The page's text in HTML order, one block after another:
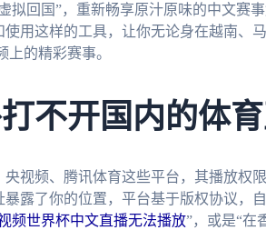
拟回国”，重新畅享原汁原味的中文赛
用这样的工具，让你无论身在越南、
的精彩赛事。
不开国内的体育
视频、腾讯体育这些平台，其播放权
露了你的位置，平台基于版权协议，
频世界杯中文直播无法播放”，或是“在